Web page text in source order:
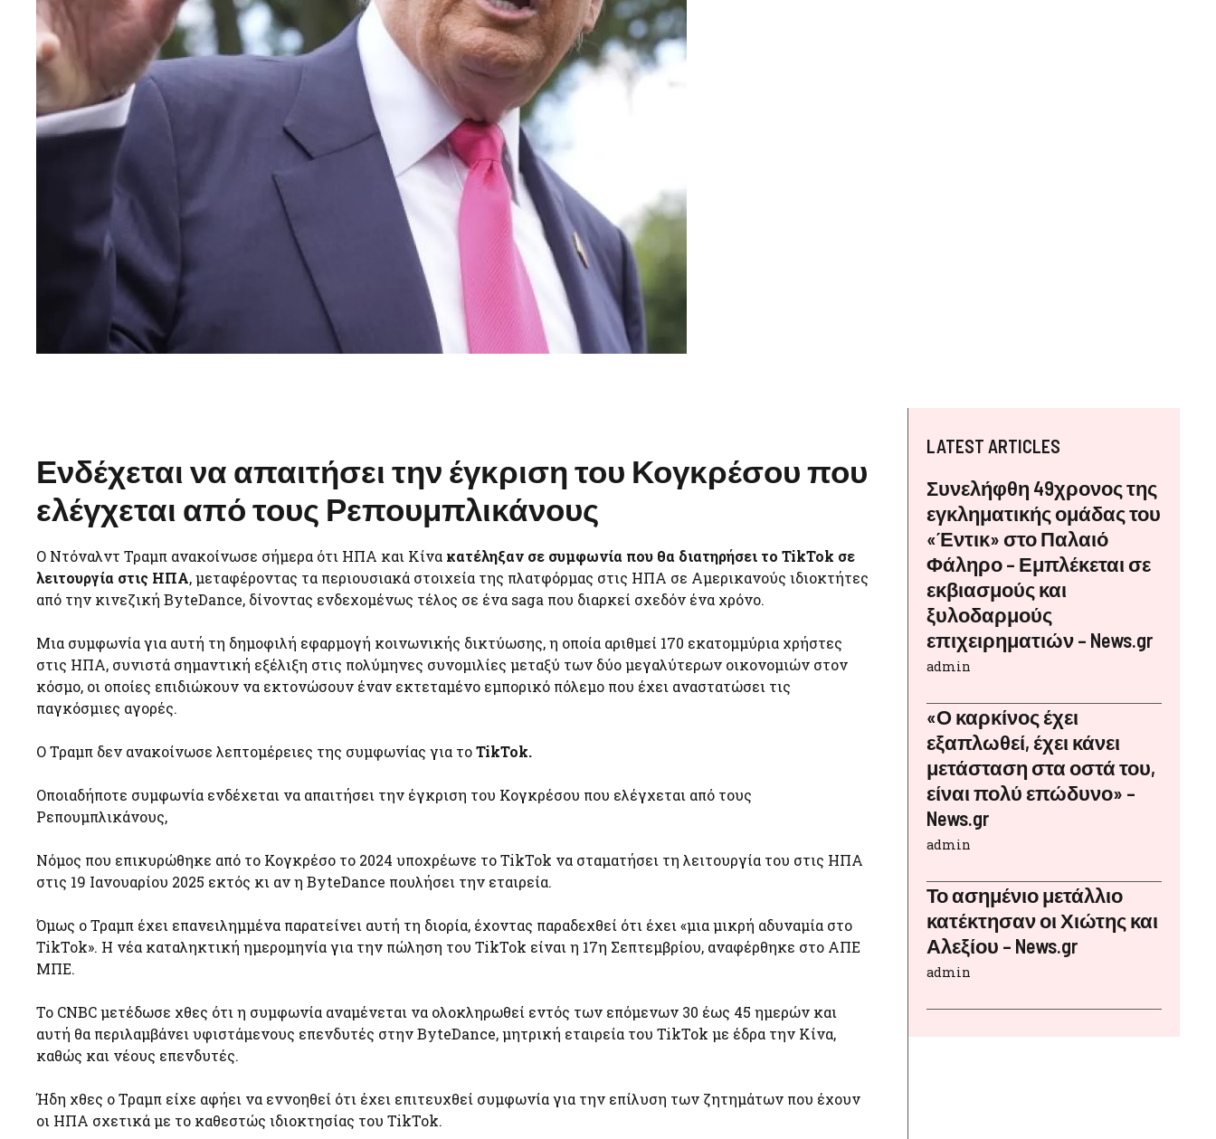
Ενδέχεται να απαιτήσει την έγκριση του Κογκρέσου που
ελέγχεται από τους Ρεπουμπλικάνους
Ο Ντόναλντ Τραμπ ανακοίνωσε σήμερα ότι ΗΠΑ και Κίνα κατέληξαν σε συμφωνία που θα διατηρήσει το TikTok σε
λειτουργία στις ΗΠΑ, μεταφέροντας τα περιουσιακά στοιχεία της πλατφόρμας στις ΗΠΑ σε Αμερικανούς ιδιοκτήτες
από την κινεζική ByteDance, δίνοντας ενδεχομένως τέλος σε ένα saga που διαρκεί σχεδόν ένα χρόνο.
Μια συμφωνία για αυτή τη δημοφιλή εφαρμογή κοινωνικής δικτύωσης, η οποία αριθμεί 170 εκατομμύρια χρήστες
στις ΗΠΑ, συνιστά σημαντική εξέλιξη στις πολύμηνες συνομιλίες μεταξύ των δύο μεγαλύτερων οικονομιών στον
κόσμο, οι οποίες επιδιώκουν να εκτονώσουν έναν εκτεταμένο εμπορικό πόλεμο που έχει αναστατώσει τις
παγκόσμιες αγορές.
Ο Τραμπ δεν ανακοίνωσε λεπτομέρειες της συμφωνίας για τοTikTok.
Οποιαδήποτε συμφωνία ενδέχεται να απαιτήσει την έγκριση του Κογκρέσου που ελέγχεται από τους
Ρεπουμπλικάνους,
Νόμος που επικυρώθηκε από το Κογκρέσο το 2024 υποχρέωνε το TikTok να σταματήσει τη λειτουργία του στις ΗΠΑ
στις 19 Ιανουαρίου 2025 εκτός κι αν η ByteDance πουλήσει την εταιρεία.
Όμως ο Τραμπ έχει επανειλημμένα παρατείνει αυτή τη διορία, έχοντας παραδεχθεί ότι έχει «μια μικρή αδυναμία στο
TikTok». Η νέα καταληκτική ημερομηνία για την πώληση του TikTok είναι η 17η Σεπτεμβρίου, αναφέρθηκε στο ΑΠΕ
ΜΠΕ.
Το CNBC μετέδωσε χθες ότι η συμφωνία αναμένεται να ολοκληρωθεί εντός των επόμενων 30 έως 45 ημερών και
αυτή θα περιλαμβάνει υφιστάμενους επενδυτές στην ByteDance, μητρική εταιρεία του TikTok με έδρα την Κίνα,
καθώς και νέους επενδυτές.
Ήδη χθες ο Τραμπ είχε αφήει να εννοηθεί ότι έχει επιτευχθεί συμφωνία για την επίλυση των ζητημάτων που έχουν
οι ΗΠΑ σχετικά με το καθεστώς ιδιοκτησίας του TikTok.
LATEST ARTICLES
Συνελήφθη 49χρονος της
εγκληματικής ομάδας του
«Έντικ» στο Παλαιό
Φάληρο – Εμπλέκεται σε
εκβιασμούς και
ξυλοδαρμούς
επιχειρηματιών – News.gr
admin
«Ο καρκίνος έχει
εξαπλωθεί, έχει κάνει
μετάσταση στα οστά του,
είναι πολύ επώδυνο» –
News.gr
admin
Το ασημένιο μετάλλιο
κατέκτησαν οι Χιώτης και
Αλεξίου – News.gr
admin